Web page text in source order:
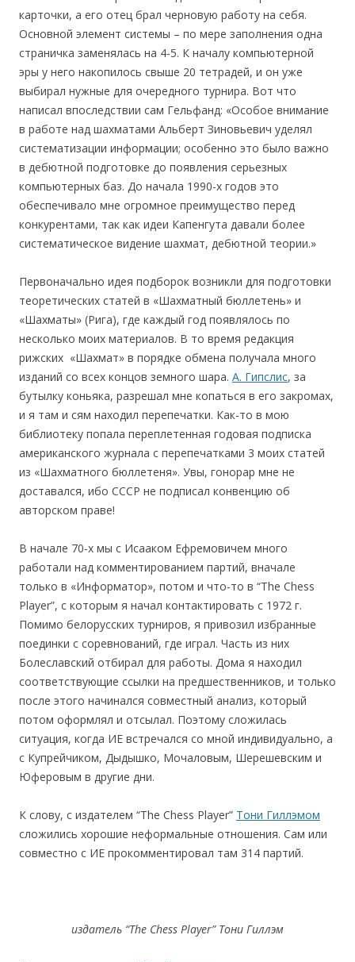
карточки, а его отец брал черновую работу на себя.
Основной элемент системы – по мере заполнения одна
страничка заменялась на 4-5. К началу компьютерной
эры у него накопилось свыше 20 тетрадей, и он уже
выбирал нужные для очередного турнира. Вот что
написал впоследствии сам Гельфанд: «Особое внимание
в работе над шахматами Альберт Зиновьевич уделял
систематизации информации; особенно это было важно
в дебютной подготовке до появления серьезных
компьютерных баз. До начала 1990-х годов это
обеспечивало мне огромное преимущество перед
конкурентами, так как идеи Капенгута давали более
систематическое видение шахмат, дебютной теории.»
Первоначально идея подборок возникли для подготовки
теоретических статей в «Шахматный бюллетень» и
«Шахматы» (Рига), где каждый год появлялось по
несколько моих материалов. В то время редакция
рижских «Шахмат» в порядке обмена получала много
изданий со всех концов земного шара. А. Гипслис, за
бутылку коньяка, разрешал мне копаться в его закромах,
и я там и сям находил перепечатки. Как-то в мою
библиотеку попала переплетенная годовая подписка
американского журнала с перепечатками 3 моих статей
из «Шахматного бюллетеня». Увы, гонорар мне не
доставался, ибо СССР не подписал конвенцию об
авторском праве!
В начале 70-х мы с Исааком Ефремовичем много
работали над комментированием партий, вначале
только в «Информатор», потом и что-то в “The Chess
Player”, с которым я начал контактировать с 1972 г.
Помимо белорусских турниров, я привозил избранные
поединки с соревнований, где играл. Часть из них
Болеславский отбирал для работы. Дома я находил
соответствующие ссылки на предшественников, и только
после этого начинался совместный анализ, который
потом оформлял и отсылал. Поэтому сложилась
ситуация, когда ИЕ встречался со мной индивидуально, а
с Купрейчиком, Дыдышко, Мочаловым, Шерешевским и
Юферовым в другие дни.
К слову, с издателем “The Chess Player” Тони Гиллэмом
сложились хорошие неформальные отношения. Сам или
совместно с ИЕ прокомментировал там 314 партий.
издатель “The Chess Player” Тони Гиллэм